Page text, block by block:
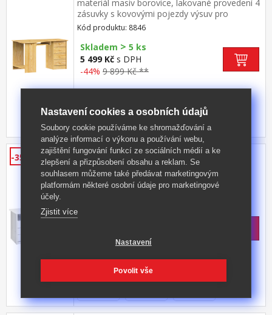
materiál masiv borovice, lakované provedení 4
zásuvky s kovovými pojezdy výsuv pro
klávesnici je součástí dodávky (montáž výsuvu
volitelná)
Kód produktu: 8846
Skladem > 5 ks
5 499 Kč s DPH
-44% 9 899 Kč **
-35% PC stůl 8847B bílý lak
materiál masiv borovice, barevné
provedení bílý lak 3 zásuvky s kovovými
pojezdy, skříňka s dvířky rozměr zásuvky
klávesnici
7 790 Kč **
Nastavení cookies a osobních údajů
Soubory cookie používáme ke shromažďování a
analýze informací o výkonu a používání webu,
zajištění fungování funkcí ze sociálních médií a ke
zlepšení a přizpůsobení obsahu a reklam. Se
souhlasem můžeme také předávat marketingovým
platformám některé osobní údaje pro marketingové
účely.
Zjistit více
Nastavení
Povolit vše